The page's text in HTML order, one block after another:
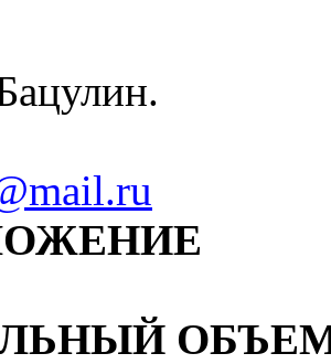
mail.ru